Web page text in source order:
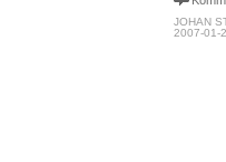
JOHAN
2007-01-